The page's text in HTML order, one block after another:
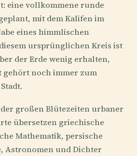
eine vollkommene runde
mit dem Kalifen im
eines himmlischen
ursprünglichen Kreis ist
der Erde wenig erhalten,
gehört noch immer zum
großen Blütezeiten urbaner
übersetzen griechische
Mathematik, persische
Astronomen und Dichter